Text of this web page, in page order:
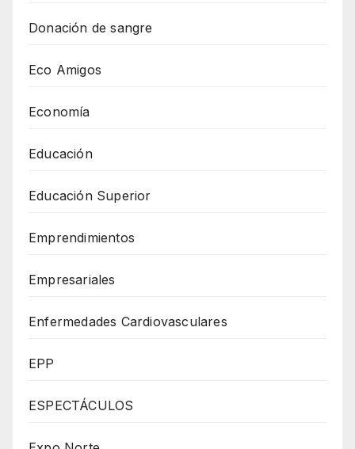
Donación de sangre
Eco Amigos
Economía
Educación
Educación Superior
Emprendimientos
Empresariales
Enfermedades Cardiovasculares
EPP
ESPECTÁCULOS